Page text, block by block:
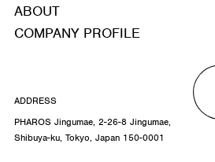
ABOUT
COMPANY PROFILE
ADDRESS
PHAROS Jingumae, 2-26-8 Jingumae,
Shibuya-ku, Tokyo, Japan 150-0001